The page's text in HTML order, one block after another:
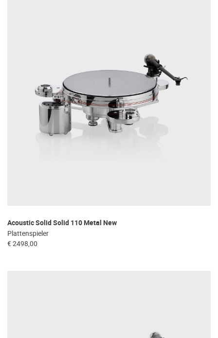
Möglichkeit, Ihr(e) Wunschgerät(e) ganz
ohne Zeitdruck in unserem Palazzo
Hörschloss Probe zu hören. Nutzen Sie
diese Möglichkeit!
Vereinbaren Sie einen Hörtermin.
Acoustic Solid Solid 110 Metal New
Plattenspieler
€ 2498,00